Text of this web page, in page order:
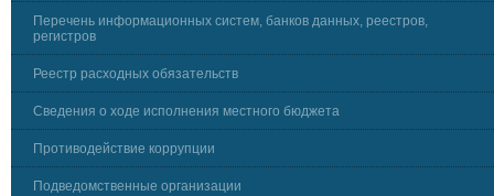
Перечень информационных систем, банков данных, реестров,
регистров
Реестр расходных обязательств
Сведения о ходе исполнения местного бюджета
Противодействие коррупции
Подведомственные организации